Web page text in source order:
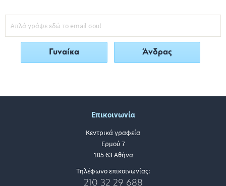
Γυναίκα Άνδρας
Επικοινωνία
Κεντρικά γραφεία
Ερμού 7
105 63 Αθήνα
Τηλέφωνο επικοινωνίας:
210 32 29 688